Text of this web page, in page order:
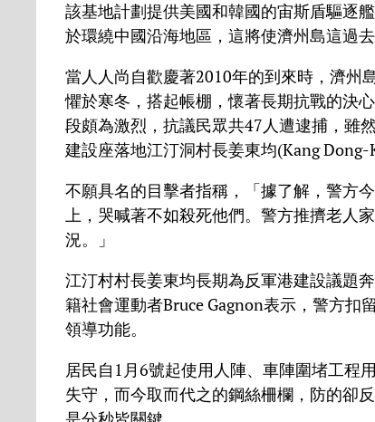
該基地計劃提供美國和韓國的宙斯盾驅逐
於環繞中國沿海地區，這將使濟州島這過
當人人尚自歡慶著2010年的到來時，濟州
懼於寒冬，搭起帳棚，懷著長期抗戰的決
段頗為激烈，抗議民眾共47人遭逮捕，雖
建設座落地江汀洞村長姜東均(Kang Dong-
不願具名的目擊者指稱，「據了解，警方
上，哭喊著不如殺死他們。警方推擠老人
況。」
江汀村村長姜東均長期為反軍港建設議題
籍社會運動者Bruce Gagnon表示，警方扣
領導功能。
居民自1月6號起使用人陣、車陣圍堵工程
失守，而今取而代之的鋼絲柵欄，防的卻